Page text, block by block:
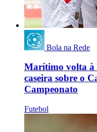
Bola na Rede
Marítimo volta
caseira sobre o
Campeonato
Futebol